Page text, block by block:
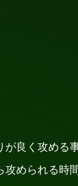
が良く攻める
攻められる時